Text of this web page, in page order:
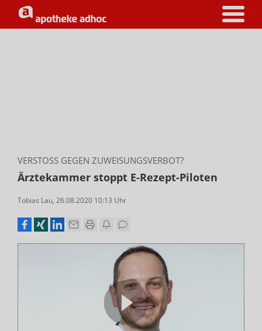
VERSTOSS GEGEN ZUWEISUNGSVERBOT?
Ärztekammer stoppt E-Rezept-Piloten
Tobias Lau, 26.08.2020 10:13 Uhr